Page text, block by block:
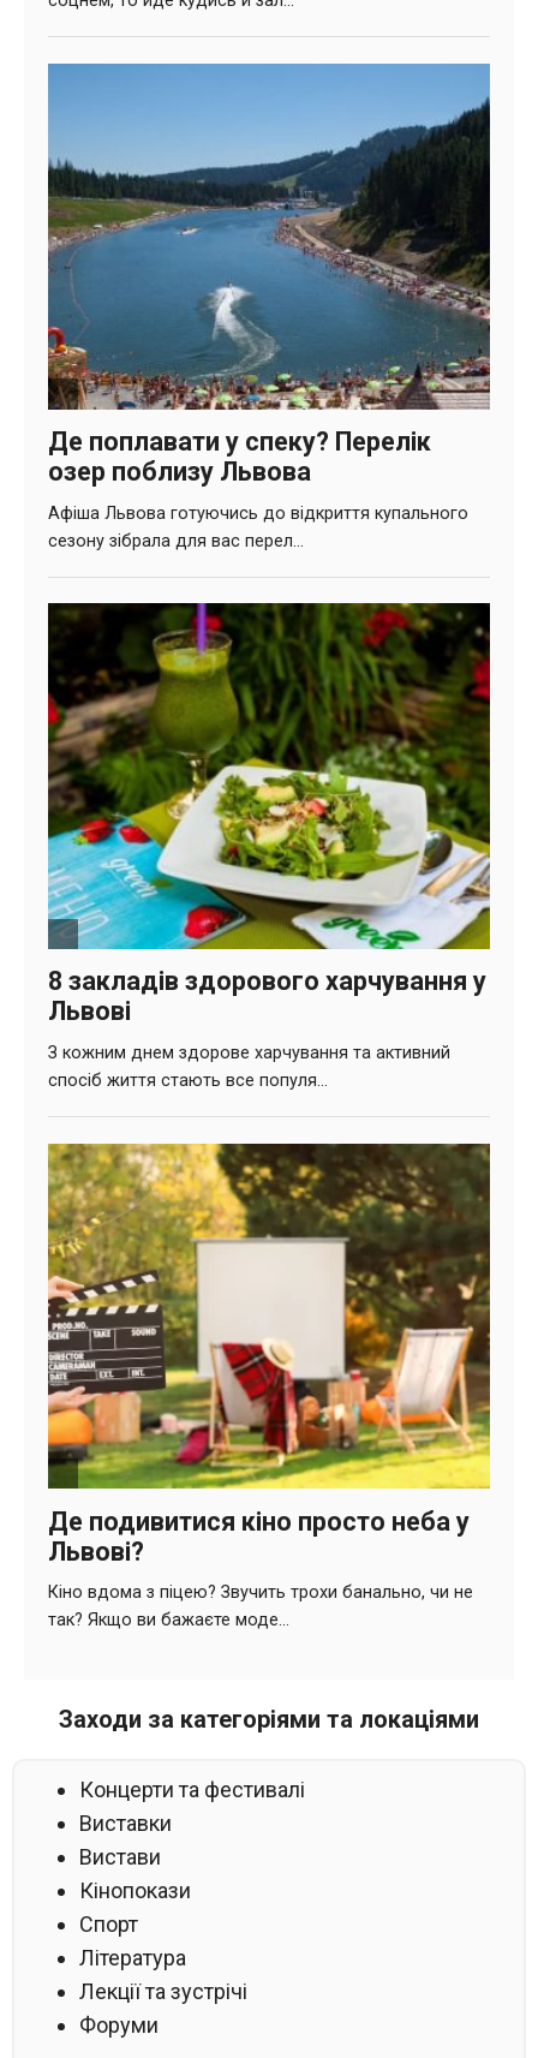
Заходи за категоріями та локаціями
Концерти та фестивалі
Виставки
Вистави
Кінопокази
Спорт
Література
Лекції та зустрічі
Форуми